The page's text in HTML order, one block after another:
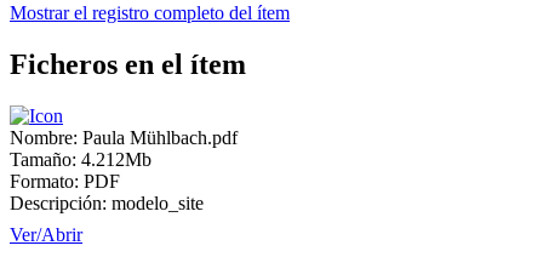
Mostrar el registro completo del ítem
Ficheros en el ítem
Nombre: Paula Mühlbach.pdf
Tamaño: 4.212Mb
Formato: PDF
Descripción: modelo_site
Ver/Abrir